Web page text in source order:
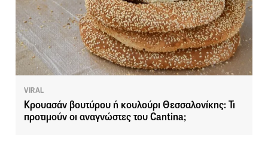
VIRAL
Κρουασάν βουτύρου ή κουλούρι Θεσσαλονίκης: Τι
προτιμούν οι αναγνώστες του Cantina;